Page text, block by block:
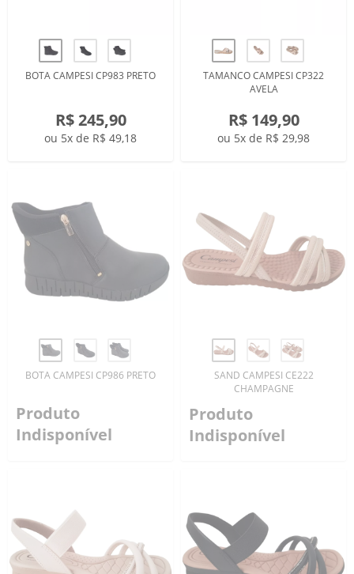
BOTA CAMPESI CP983 PRETO
R$ 245,90
ou 5x de R$ 49,18
TAMANCO CAMPESI CP322
AVELA
R$ 149,90
ou 5x de R$ 29,98
BOTA CAMPESI CP986 PRETO
Produto
Indisponível
SAND CAMPESI CE222
CHAMPAGNE
Produto
Indisponível